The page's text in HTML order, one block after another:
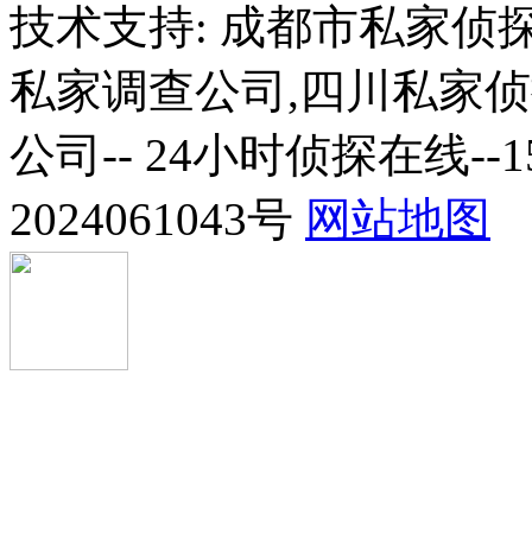
技术支持: 成都市私家侦
私家调查公司,四川私家
公司-- 24小时侦探在线
2024061043号 网站地图